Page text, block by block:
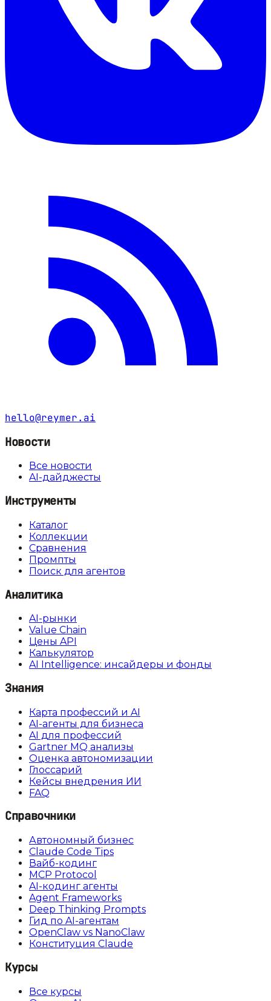
hello@reymer.ai
Новости
Все новости
AI-дайджесты
Инструменты
Каталог
Коллекции
Сравнения
Промпты
Поиск для агентов
Аналитика
AI-рынки
Value Chain
Цены API
Калькулятор
AI Intelligence: инсайдеры и фонды
Знания
Карта профессий и AI
AI-агенты для бизнеса
AI для профессий
Gartner MQ анализы
Оценка автономизации
Глоссарий
Кейсы внедрения ИИ
FAQ
Справочники
Автономный бизнес
Claude Code Tips
Вайб-кодинг
MCP Protocol
AI-кодинг агенты
Agent Frameworks
Deep Thinking Prompts
Гид по AI-агентам
OpenClaw vs NanoClaw
Конституция Claude
Курсы
Все курсы